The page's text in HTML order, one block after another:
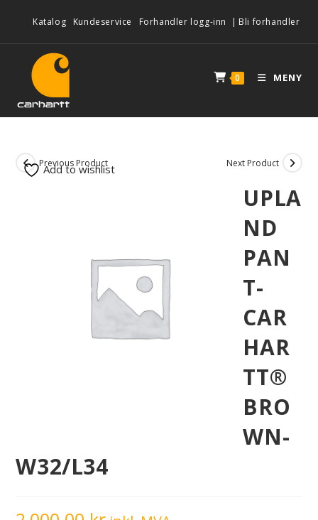
Katalog Kundeservice Forhandler logg-inn | Bli forhandler
0 MENY
Previous Product Next Product
UPLA
ND
PAN
T-
CAR
HAR
TT®
BRO
WN-
W32/L34
Add to wishlist